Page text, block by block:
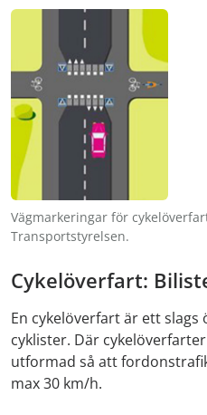
Vägmarkeringar för
Transportstyrelsen.
Cykelöverfart:
En cykelöverfart är ett slags
cyklister. Där
utformad så att
max 30 km/h.